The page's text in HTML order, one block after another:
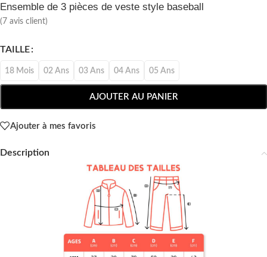
Ensemble de 3 pièces de veste style baseball
( 7 avis client)
TAILLE
18 Mois 02 Ans 03 Ans 04 Ans 05 Ans
AJOUTER AU PANIER
Ajouter à mes favoris
Description